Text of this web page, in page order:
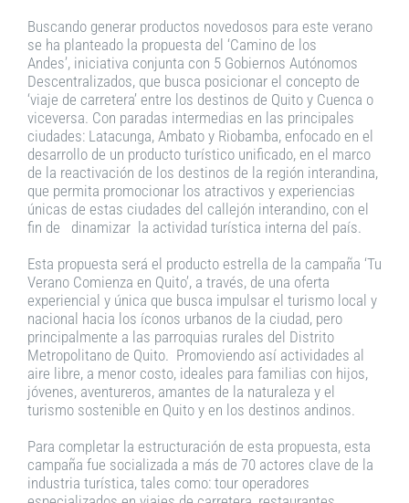
Buscando generar productos novedosos para este verano
se ha planteado la propuesta del ‘Camino de los
Andes’, iniciativa conjunta con 5 Gobiernos Autónomos
Descentralizados, que busca posicionar el concepto de
‘viaje de carretera’ entre los destinos de Quito y Cuenca o
viceversa. Con paradas intermedias en las principales
ciudades: Latacunga, Ambato y Riobamba, enfocado en el
desarrollo de un producto turístico unificado, en el marco
de la reactivación de los destinos de la región interandina,
que permita promocionar los atractivos y experiencias
únicas de estas ciudades del callejón interandino, con el
fin de dinamizar la actividad turística interna del país.
Esta propuesta será el producto estrella de la campaña ‘Tu
Verano Comienza en Quito’, a través, de una oferta
experiencial y única que busca impulsar el turismo local y
nacional hacia los íconos urbanos de la ciudad, pero
principalmente a las parroquias rurales del Distrito
Metropolitano de Quito. Promoviendo así actividades al
aire libre, a menor costo, ideales para familias con hijos,
jóvenes, aventureros, amantes de la naturaleza y el
turismo sostenible en Quito y en los destinos andinos.
Para completar la estructuración de esta propuesta, esta
campaña fue socializada a más de 70 actores clave de la
industria turística, tales como: tour operadores